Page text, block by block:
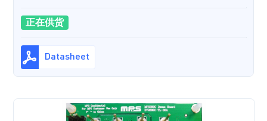
正在供货
Datasheet